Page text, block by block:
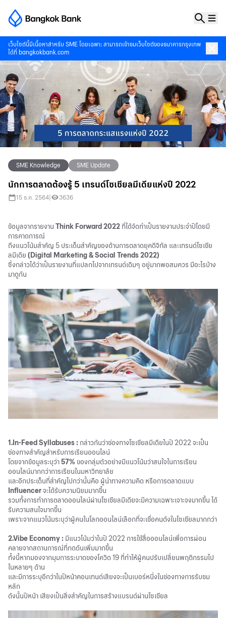
เว็บไซต์นี้มีเนื้อหาสำหรับ SME โดยเฉพาะ สามารถเข้าชมเว็บไซต์ของธนาคารกรุงเทพ
ได้ที่ bangkokbank.com
SME Knowledge SME Update
นักการตลาดต้องรู้ 5 เทรนด์โซเชียลมีเดียแห่งปี 2022
15 ธ.ค. 2564 3636
ข้อมูลจากรายงาน Think Forward 2022 ที่ได้จัดทำเป็นรายงานประจำปีโดยมี
การคาดการณ์
ถึงแนวโน้มสำคัญ 5 ประเด็นสำคัญของด้านการตลาดยุคดิจิทัล และเทรนด์โซเชีย
ลมีเดีย (Digital Marketing& Social Trends 2022)
ซึ่งกล่าวได้ว่าเป็นรายงานที่แปลกไปจากเทรนด์เดิมๆ อยู่มากพอสมควร มีอะไรบ้าง
มาดูกัน
1.In-Feed Syllabuses : กล่าวกันว่าช่องทางโซเชียลมีเดียในปี 2022 จะเป็น
ช่องทางสำคัญสำหรับการเรียนออนไลน์
โดยจากข้อมูลระบุว่า57% ของกลุ่มตัวอย่างมีแนวโน้มว่าสนใจในการเรียน
ออนไลน์มากกว่าการเรียนในมหาวิทยาลัย
และอีกประเด็นที่สำคัญไปกว่านั้นคือ ผู้นำทางความคิด หรือการตลาดแบบ
Influencerจะได้รับความนิยมมากขึ้น
รวมทั้งการทำการตลาดออนไลน์ผ่านโซเชียลมีเดียจะมีความเฉพาะเจาะจงมากขึ้น ได้
รับความสนใจมากขึ้น
เพราะจากแนวโน้มระบุว่าผู้คนในโลกออนไลน์เลือกที่จะเชื่อคนดังในโซเชียลมากกว่า
2.Vibe Economy : มีแนวโน้มว่าในปี 2022 การใช้สื่อออนไลน์เพื่อการผ่อน
คลายจากสถานการณ์ที่กดดันเพิ่มมากขึ้น
ทั้งนี้หากมองจากมุมการระบาดของโควิด 19 ที่ทำให้ผู้คนปรับเปลี่ยนพฤติกรรมไป
ในหลายๆ ด้าน
และมีการระบุอีกว่าในปีหน้าคอนเทนต์เสียงจะเป็นเบอร์หนึ่งในช่องทางการรับชม
หลัก
ดังนั้นปีหน้า เสียงเป็นสิ่งสำคัญในการสร้างแบรนด์ผ่านโซเชียล